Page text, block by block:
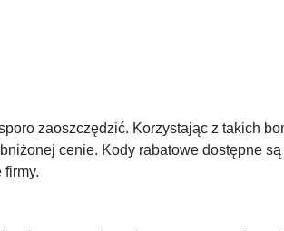
zaoszczędzić. Korzystając z takich
cenie. Kody rabatowe dostępne